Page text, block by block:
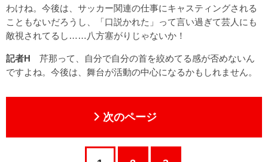
わけね。今後は、サッカー関連の仕事にキャスティングされる
こともないだろうし、「口説かれた」って言い過ぎて芸人にも
敵視されてるし……八方塞がりじゃないか！
記者H 芹那って、自分で自分の首を絞めてる感が否めないん
ですよね。今後は、舞台が活動の中心になるかもしれません。
次のページ